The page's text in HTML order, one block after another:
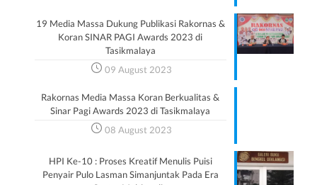
19 Media Massa Dukung Publikasi Rakornas &
Koran SINAR PAGI Awards 2023 di
Tasikmalaya
09 August 2023
Rakornas Media Massa Koran Berkualitas &
Sinar Pagi Awards 2023 di Tasikmalaya
08 August 2023
HPI Ke-10 : Proses Kreatif Menulis Puisi
Penyair Pulo Lasman Simanjuntak Pada Era